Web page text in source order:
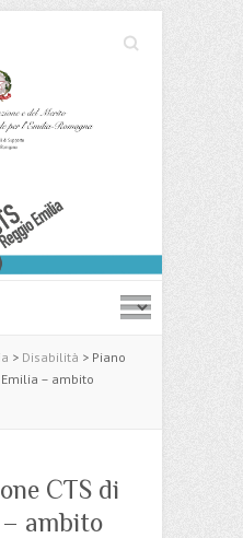
Search
Cerca
> Disabilità > Piano
– ambito
CTS di
ambito